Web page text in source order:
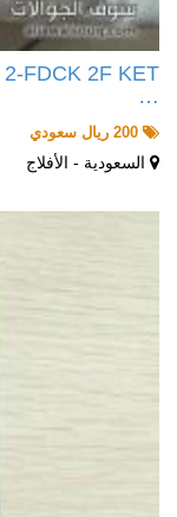
FDCK 2F KET
…
السعودية - الأفلاج